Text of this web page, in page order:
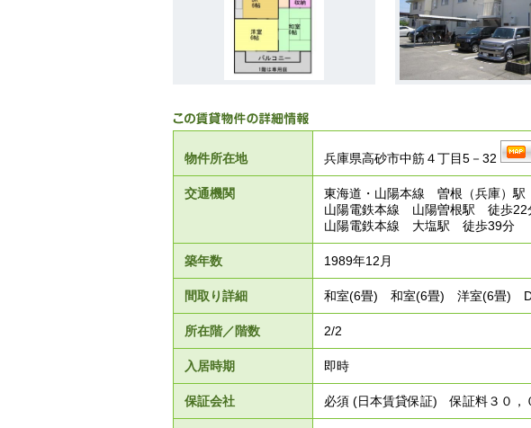
物件所在地 兵庫県高砂市中筋４丁目5－32
交通機関
東海道・山陽本線 曽根（兵庫）
山陽電鉄本線 山陽曽根駅 徒歩22
山陽電鉄本線 大塩駅 徒歩39分
築年数 1989年12月
間取り詳細 和室(6畳) 和室(6畳) 洋室(6畳)
所在階／階数 2/2
入居時期 即時
保証会社 必須 (日本賃貸保証) 保証料３０，